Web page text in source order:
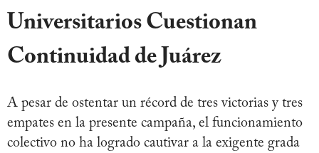
Universitarios Cuestionan
Continuidad de Juárez
A pesar de ostentar un récord de tres victorias y tres
empates en la presente campaña, el funcionamiento
colectivo no ha logrado cautivar a la exigente grada